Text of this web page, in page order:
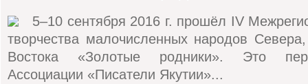
5–10 сентября 2016 г. прошёл IV
творчества малочисленных народов
Востока «Золотые родники». Это
Ассоциации «Писатели Якутии»...